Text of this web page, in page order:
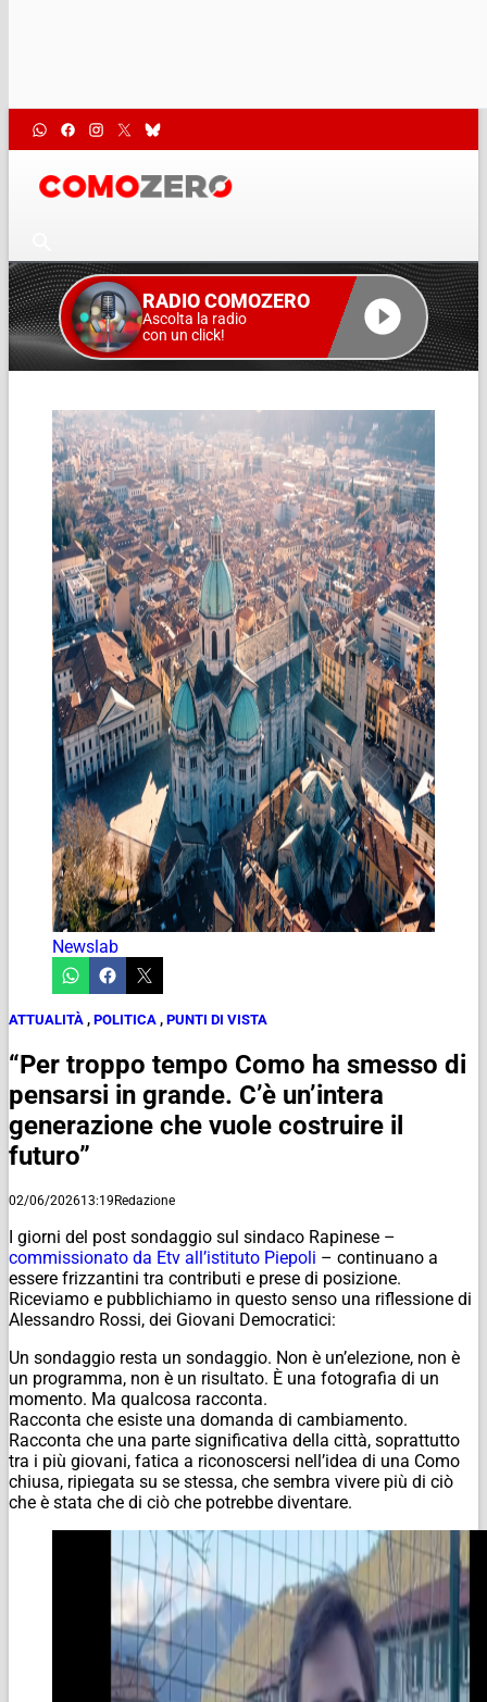
RADIO COMOZERO
Ascolta la radio
con un click!
Newslab
ATTUALITÀ , POLITICA , PUNTI DI VISTA
“Per troppo tempo Como ha smesso di
pensarsi in grande. C’è un’intera
generazione che vuole costruire il
futuro”
02/06/202613:19Redazione
I giorni del post sondaggio sul sindaco Rapinese –
commissionato da Etv all’istituto Piepoli – continuano a
essere frizzantini tra contributi e prese di posizione.
Riceviamo e pubblichiamo in questo senso una riflessione di
Alessandro Rossi, dei Giovani Democratici:
Un sondaggio resta un sondaggio. Non è un’elezione, non è
un programma, non è un risultato. È una fotografia di un
momento. Ma qualcosa racconta.
Racconta che esiste una domanda di cambiamento.
Racconta che una parte significativa della città, soprattutto
tra i più giovani, fatica a riconoscersi nell’idea di una Como
chiusa, ripiegata su se stessa, che sembra vivere più di ciò
che è stata che di ciò che potrebbe diventare.